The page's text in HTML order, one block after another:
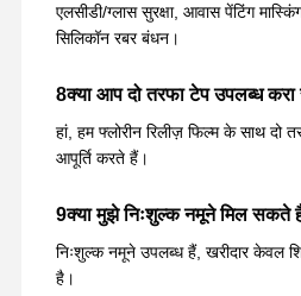
एलसीडी/ग्लास सुरक्षा, आवास पेंटिंग
सिलिकॉन रबर बंधन।
8क्या आप दो तरफा टेप उपलब्ध
हां, हम फ्लोरीन रिलीज़ फिल्म के साथ दो
आपूर्ति करते हैं।
9क्या मुझे निःशुल्क नमूने मिल सकते
निःशुल्क नमूने उपलब्ध हैं, खरीदार केवल
है।